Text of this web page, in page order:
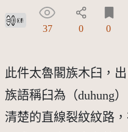
創用CC姓名標示 3.0 台灣及其後版
37 0 0
此件太魯閣族木臼，
族語稱臼為（duhung
清楚的直線裂紋紋路